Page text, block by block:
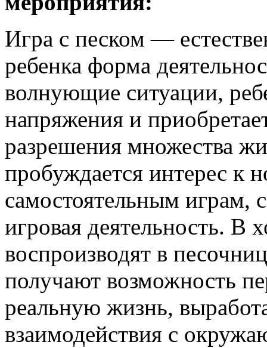
Игра с песком —
ребенка форма
волнующие ситуации,
напряжения и
разрешения множества
пробуждается интерес к
самостоятельным играм,
игровая деятельность. В
воспроизводят в
получают возможность
реальную жизнь,
взаимодействия с